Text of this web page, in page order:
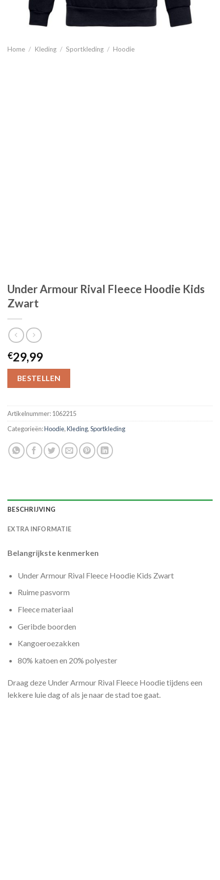
Home / Kleding / Sportkleding / Hoodie
Under Armour Rival Fleece Hoodie Kids
Zwart
€29,99
BESTELLEN
Artikelnummer:1062215
Categorieën:Hoodie,Kleding,Sportkleding
BESCHRIJVING
EXTRA INFORMATIE
Belangrijkste kenmerken
Under Armour Rival Fleece Hoodie Kids Zwart
Ruime pasvorm
Fleece materiaal
Geribde boorden
Kangoeroezakken
80% katoen en 20% polyester
Draag deze Under Armour Rival Fleece Hoodie tijdens een
lekkere luie dag of als je naar de stad toe gaat.